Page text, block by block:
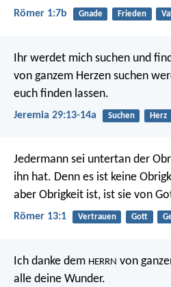
Römer 1:7b Gnade Frieden
Ihr werdet mich suchen und
von ganzem Herzen suchen
euch finden lassen.
Jeremia 29:13-14a Suchen Herz
Jedermann sei untertan der
ihn hat. Denn es ist keine
aber Obrigkeit ist, ist sie von
Römer 13:1 Vertrauen Gott
Ich danke dem HERRN von
alle deine Wunder.